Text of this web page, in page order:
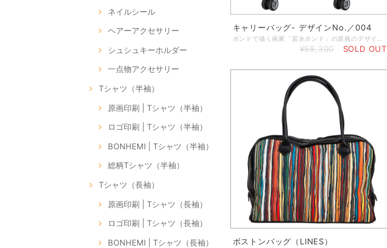
ネイルシール
ヘアーアクセサリー
シュシュキーホルダー
一点物アクセサリー
Tシャツ（半袖）
原画印刷 | Tシャツ（半袖）
ロゴ印刷 | Tシャツ（半袖）
BONHEMI | Tシャツ（半袖）
総柄Tシャツ（半袖）
Tシャツ（長袖）
原画印刷 | Tシャツ（長袖）
ロゴ印刷 | Tシャツ（長袖）
BONHEMI | Tシャツ（長袖）
キャリーバッグ- デザインNo.／004
¥58,300 SOLD OUT
ボストンバッグ（LINES）